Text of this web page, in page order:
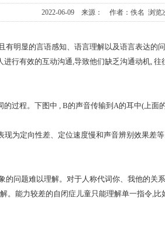
2022-06-09 来源： 作者：佚名 浏览
有明显的言语感知、语言理解以及语言表达的
有效的互动沟通,导致他们缺乏沟通动机, 往
程。下图中 , B的声音传输到A的耳中(上面
为定向性差、定位速度慢和声音辨别效果差
问题难以理解。对于人称代词你、我他的关
。能力较差的自闭症儿童只能理解单一指令,比